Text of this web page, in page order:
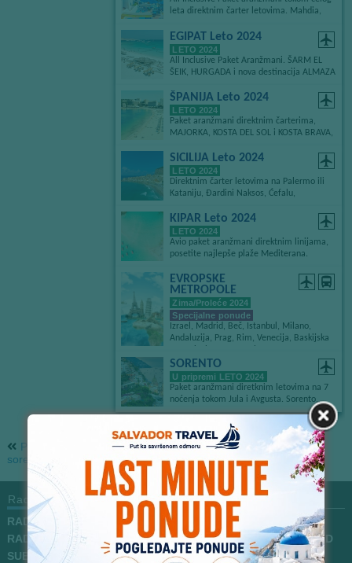
Previous Post:
sorento
Next Post: KIPAR
Radno Vreme
RADNO VREME!!!
RADNIM DANOM:
09
– 20h
SUBOTA: 09 – 14h
Kontakt
Poslovnica Novi Sad:
Petra Drapšina 36 NOVI SAD
Telefoni: